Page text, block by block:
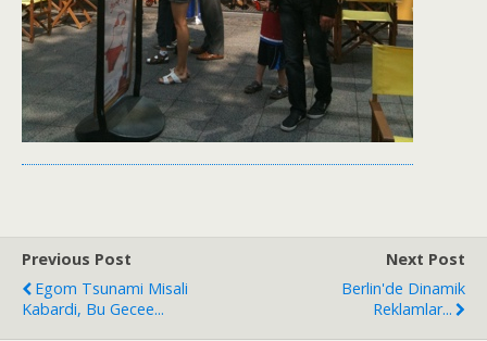
Previous Post
Egom Tsunami Misali
Kabardi, Bu Gecee...
Next Post
Berlin'de Dinamik
Reklamlar...